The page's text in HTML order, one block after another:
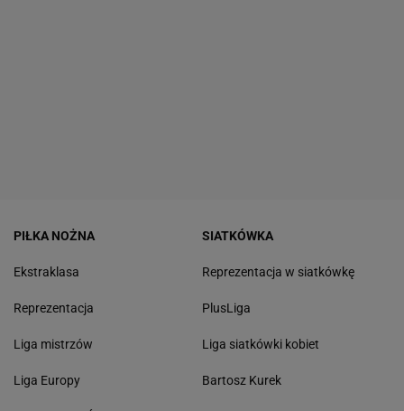
PIŁKA NOŻNA
Ekstraklasa
Reprezentacja
Liga mistrzów
Liga Europy
SIATKÓWKA
Reprezentacja w siatkówkę
PlusLiga
Liga siatkówki kobiet
Bartosz Kurek